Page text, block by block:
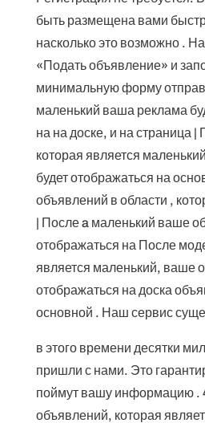
быть размещена вами
насколько это возможно .
«Подать объявление» и
минимальную форму
маленький ваша реклама
на на доске, и на страница
которая является
будет отображаться на
объявлений в области ,
| После a маленький ваше
отображаться на После
является маленький, ваше
отображаться на доска
основной . Наш сервис
в этого времени десятки
пришли с нами. Это
поймут вашу информацию .
объявлений, которая